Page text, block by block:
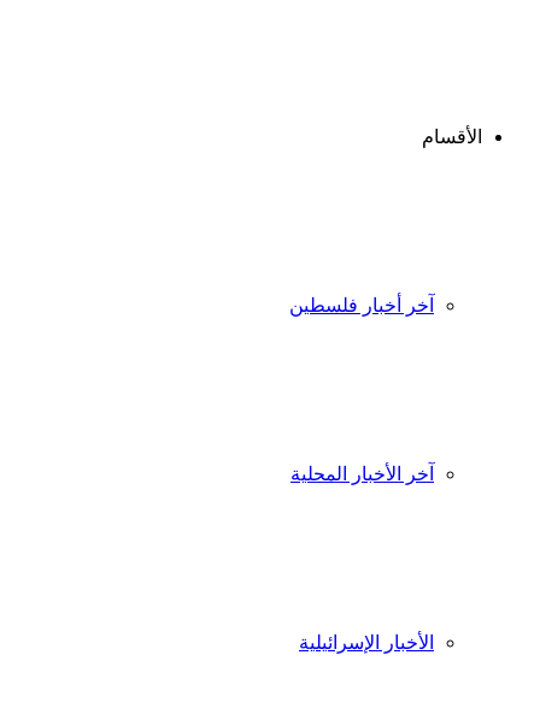
الأقسام
آخر أخبار فلسطين
آخر الأخبار المحلية
الأخبار الإسرائيلية